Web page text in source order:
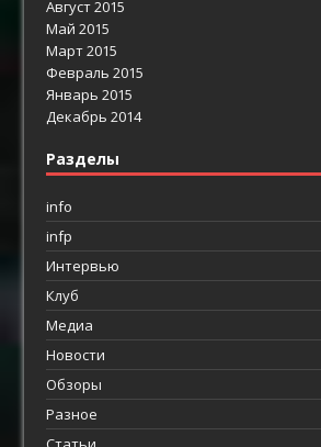
Август 2015
Май 2015
Март 2015
Февраль 2015
Январь 2015
Декабрь 2014
Разделы
info
infp
Интервью
Клуб
Медиа
Новости
Обзоры
Разное